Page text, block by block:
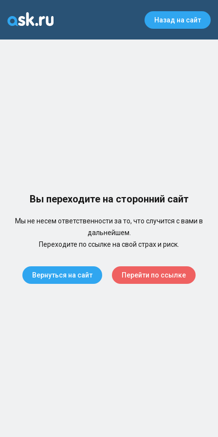
Назад на сайт
Вы переходите на сторонний сайт
Мы не несем ответственности за то, что случится с вами в
дальнейшем.
Переходите по ссылке на свой страх и риск.
Вернуться на сайт Перейти по ссылке